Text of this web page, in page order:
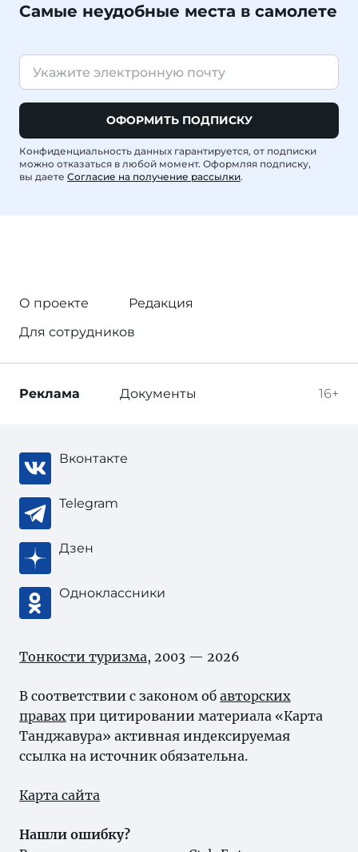
Самые неудобные места в самолете
ОФОРМИТЬ ПОДПИСКУ
Конфиденциальность данных гарантируется, от подписки
можно отказаться в любой момент. Оформляя подписку,
вы даете Согласие на получение рассылки.
О проекте
Редакция
Для сотрудников
16+
Реклама Документы
Вконтакте
Telegram
Дзен
Одноклассники
Тонкости туризма, 2003 — 2026
В соответствии с законом об авторских
правах при цитировании материала «Карта
Танджавура» активная индексируемая
ссылка на источник обязательна.
Карта сайта
Нашли ошибку?